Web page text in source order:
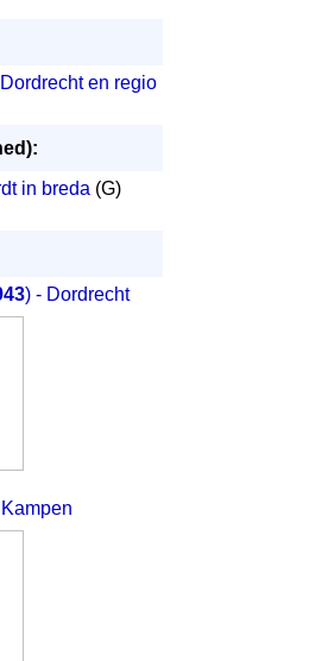
en regio
in breda (G)
) - Dordrecht